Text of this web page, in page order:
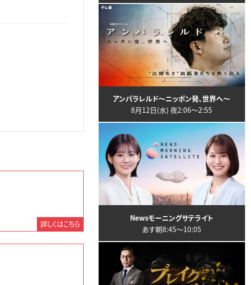
詳しくはこちら
アンパラレルド～ニッポン発、世界へ～
8月12日(水) 夜2:06〜2:55
Newsモーニングサテライト
あす朝8:45〜10:05